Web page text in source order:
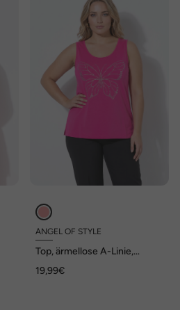
ANGEL OF STYLE
Top, ärmellose A-Linie,
of Style x MIAMODA
19,99€